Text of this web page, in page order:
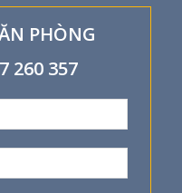
PHÒNG
260 357